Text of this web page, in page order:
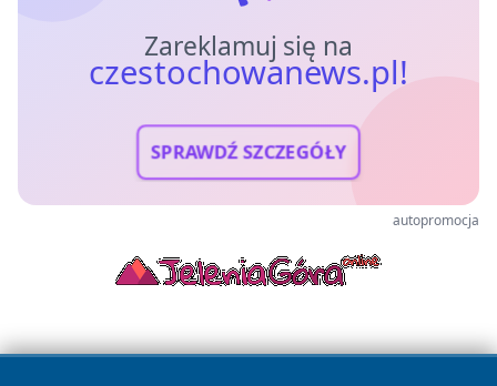
Zareklamuj się na
czestochowanews.pl!
SPRAWDŹ SZCZEGÓŁY
autopromocja